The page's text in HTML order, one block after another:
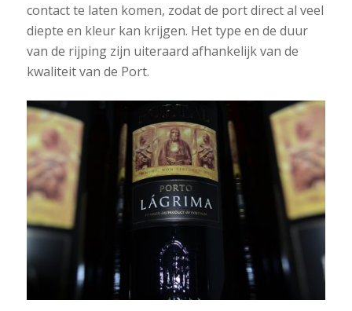
contact te laten komen, zodat de port direct al veel
diepte en kleur kan krijgen. Het type en de duur
van de rijping zijn uiteraard afhankelijk van de
kwaliteit van de Port.